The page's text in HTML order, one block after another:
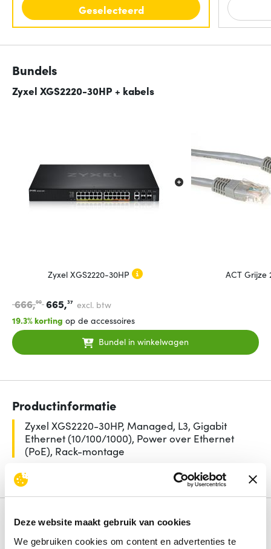
Deze website maakt gebruik van cookies
We gebruiken cookies om content en advertenties te
Geselecteerd
Bundels
Zyxel XGS2220-30HP + kabels
Zyxel XGS2220-30HP ACT
666,90 665,37 excl. btw
19.3% korting op de accessoires
Bundel in winkelwagen
Productinformatie
Zyxel XGS2220-30HP, Managed, L3, Gigabit
Ethernet (10/100/1000), Power over Ethernet
(PoE), Rack-montage
Lees de volledige omschrijving
Specificaties
Aantal basis-switching RJ-45 Ethernet-poorten 24